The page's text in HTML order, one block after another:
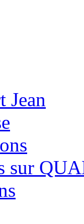
Jean
sur